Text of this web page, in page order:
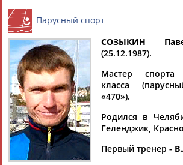
Аслаудин
АБАЕВ
Елена
АБАИМОВА
Мария
АБАКУМОВА
Дмитрий
АБАРЕНОВ
Тамилла
АБАСОВА
Рамазан
АБАЧАРАЕВ
Парусный спорт
СОЗЫКИН
(25.12.1987).
Мастер спорта
класса
«470»).
Родился в
Геленджик,
Первый тренер -